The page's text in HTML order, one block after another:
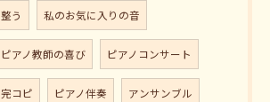
整う 私のお気に入りの音
ピアノ教師の喜び ピアノコンサート
完コピ ピアノ伴奏 アンサンブル